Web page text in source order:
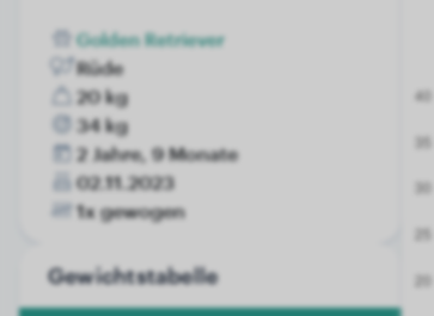
Golden Retriever
Rüde
20 kg
34 kg
2 Jahre, 9 Monate
02.11.2023
1x gewogen
Gewichtstabelle